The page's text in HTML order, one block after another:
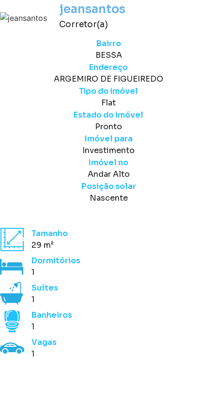
jeansantos
Corretor(a)
Bairro
BESSA
Endereço
ARGEMIRO DE FIGUEIREDO
Tipo do imóvel
Flat
Estado do imóvel
Pronto
Imóvel para
Investimento
Imóvel no
Andar Alto
Posição solar
Nascente
Tamanho
29 m²
Dormitórios
1
Suítes
1
Banheiros
1
Vagas
1